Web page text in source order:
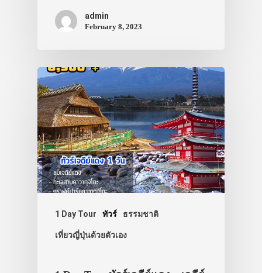
admin
February 8, 2023
1 Day Tour ทัวร์ ธรรมชาติ
เที่ยวญี่ปุ่นด้วยตัวเอง